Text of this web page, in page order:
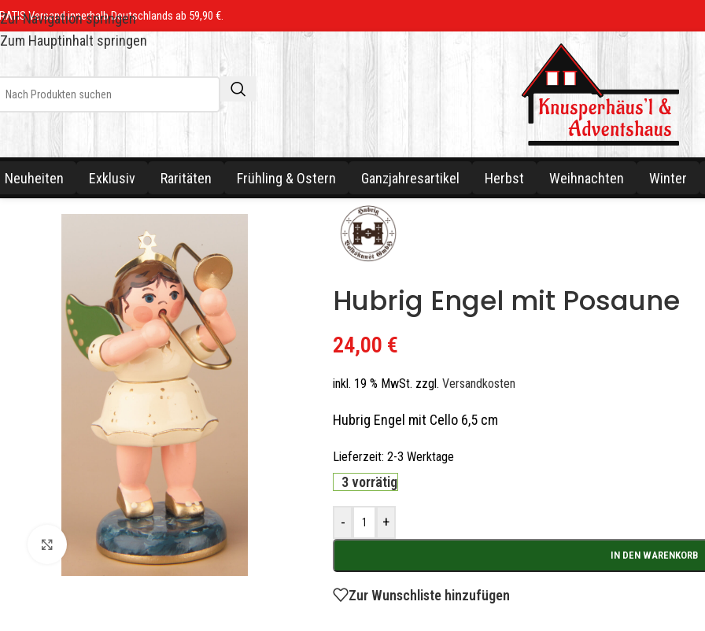
Zur Navigation springen
Zum Hauptinhalt springen
Versand innerhalb Deutschlands ab 59,90 €.
Neuheiten Exklusiv Raritäten Frühling & Ostern Ganzjahresartikel Herbst Weihnachten Winter
Zum Vergrößern klicken
Hubrig Engel mit Posaune
24,00 €
inkl. 19 % MwSt. zzgl.Versandkosten
Hubrig Engel mit Cello 6,5 cm
Lieferzeit:2-3 Werktage
3 vorrätig
- +
IN DEN WARENKORB
Zur Wunschliste hinzufügen